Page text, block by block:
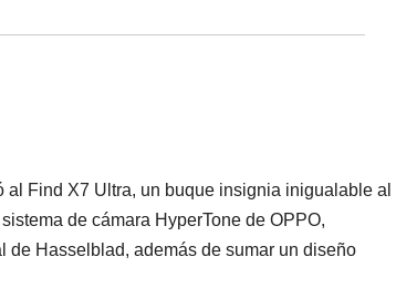
Find X7 Ultra, un buque insignia inigualable al
de cámara HyperTone de OPPO,
Hasselblad, además de sumar un diseño